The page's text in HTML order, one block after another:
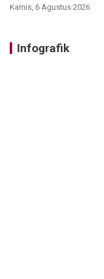
Kamis, 6 Agustus 2026
Infografik